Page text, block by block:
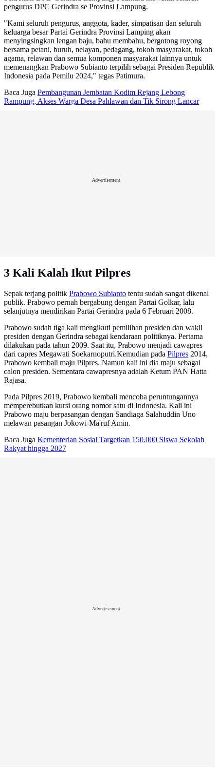
pengurus DPC Gerindra se Provinsi Lampung.
"Kami seluruh pengurus, anggota, kader, simpatisan dan seluruh
keluarga besar Partai Gerindra Provinsi Lamping akan
menyingsingkan lengan baju, bahu membahu, bergotong royong
bersama petani, buruh, nelayan, pedagang, tokoh masyarakat, tokoh
agama, relawan dan semua komponen masyarakat lainnya untuk
memenangkan Prabowo Subianto terpilih sebagai Presiden Republik
Indonesia pada Pemilu 2024," tegas Patimura.
Baca Juga Pembangunan Jembatan Kodim Rejang Lebong
Rampung, Akses Warga Desa Pahlawan dan Tik Sirong Lancar
Advertisement
3 Kali Kalah Ikut Pilpres
Sepak terjang politik Prabowo Subianto tentu sudah sangat dikenal
publik. Prabowo pernah bergabung dengan Partai Golkar, lalu
selanjutnya mendirikan Partai Gerindra pada 6 Februari 2008.
Prabowo sudah tiga kali mengikuti pemilihan presiden dan wakil
presiden dengan Gerindra sebagai kendaraan politiknya. Pertama
dilakukan pada tahun 2009. Saat itu, Prabowo menjadi cawapres
dari capres Megawati Soekarnoputri.Kemudian pada Pilpres 2014,
Prabowo kembali maju Pilpres. Namun kali ini dia maju sebagai
calon presiden. Sementara cawapresnya adalah Ketum PAN Hatta
Rajasa.
Pada Pilpres 2019, Prabowo kembali mencoba peruntungannya
memperebutkan kursi orang nomor satu di Indonesia. Kali ini
Prabowo maju berpasangan dengan Sandiaga Salahuddin Uno
melawan pasangan Jokowi-Ma'ruf Amin.
Baca Juga Kementerian Sosial Targetkan 150.000 Siswa Sekolah
Rakyat hingga 2027
Advertisement